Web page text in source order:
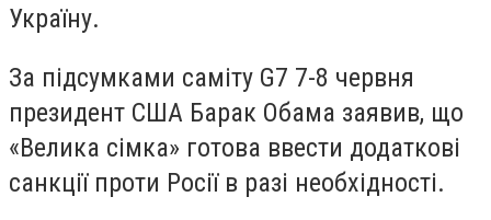
Україну.
За підсумками саміту G7 7-8 червня
президент США Барак Обама заявив, що
«Велика сімка» готова ввести додаткові
санкції проти Росії в разі необхідності.